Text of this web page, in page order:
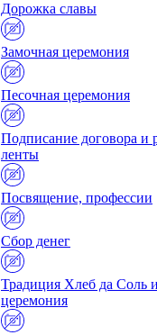
Дорожка славы
Замочная церемония
Песочная церемония
Подписание договора и
ленты
Посвящение, профессии
Сбор денег
Традиция Хлеб да Соль
церемония